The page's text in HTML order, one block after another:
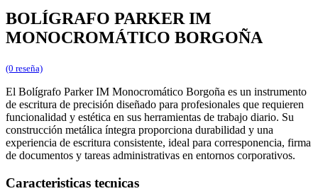
BOLÍGRAFO PARKER IM
MONOCROMÁTICO BORGOÑA
(0 reseña)
El Bolígrafo Parker IM Monocromático Borgoña es un instrumento
de escritura de precisión diseñado para profesionales que requieren
funcionalidad y estética en sus herramientas de trabajo diario. Su
construcción metálica íntegra proporciona durabilidad y una
experiencia de escritura consistente, ideal para corresponencia, firma
de documentos y tareas administrativas en entornos corporativos.
Caracteristicas tecnicas